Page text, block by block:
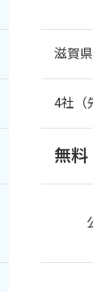
滋賀
4社（
無料